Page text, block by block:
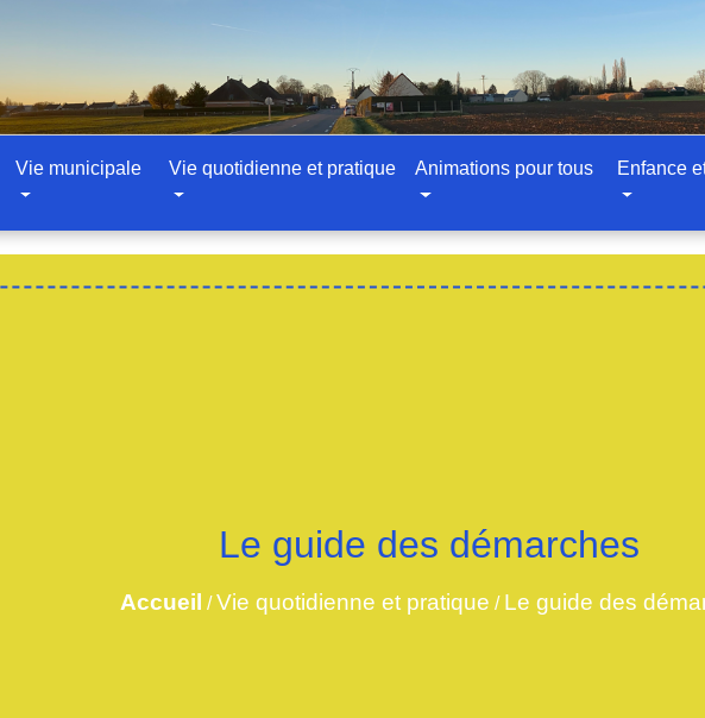
Vie municipale Vie quotidienne et pratique Animations pour tous Enfance
Le guide des démarches
Accueil /Vie quotidienne et pratique / Le guide des